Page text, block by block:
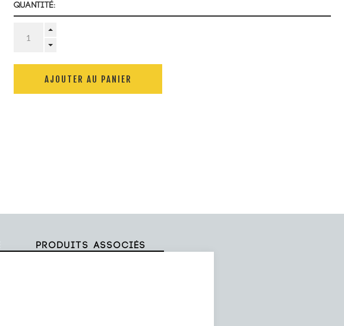
Quantité:
AJOUTER AU PANIER
Produits associés